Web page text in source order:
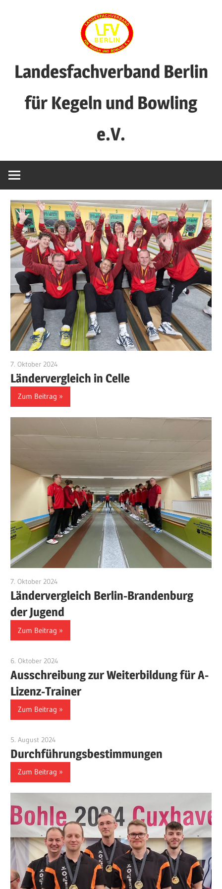
Landesfachverband Berlin
für Kegeln und Bowling
e.V.
7. Oktober 2024
Ländervergleich in Celle
Zum Beitrag
7. Oktober 2024
Ländervergleich Berlin-Brandenburg
der Jugend
Zum Beitrag
6. Oktober 2024
Ausschreibung zur Weiterbildung für A-
Lizenz-Trainer
Zum Beitrag
5. August 2024
Durchführungsbestimmungen
Zum Beitrag